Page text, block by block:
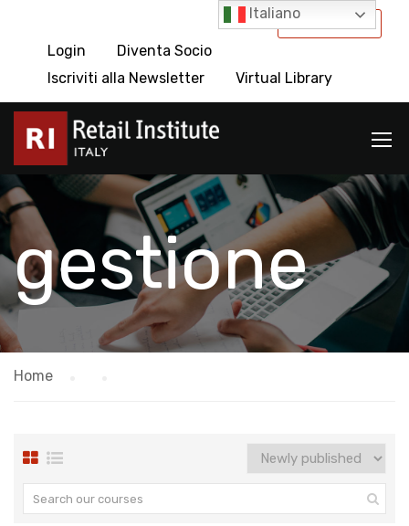
International
Login
Diventa Socio
Iscriviti alla Newsletter
Virtual Library
gestione
Home
Italiano